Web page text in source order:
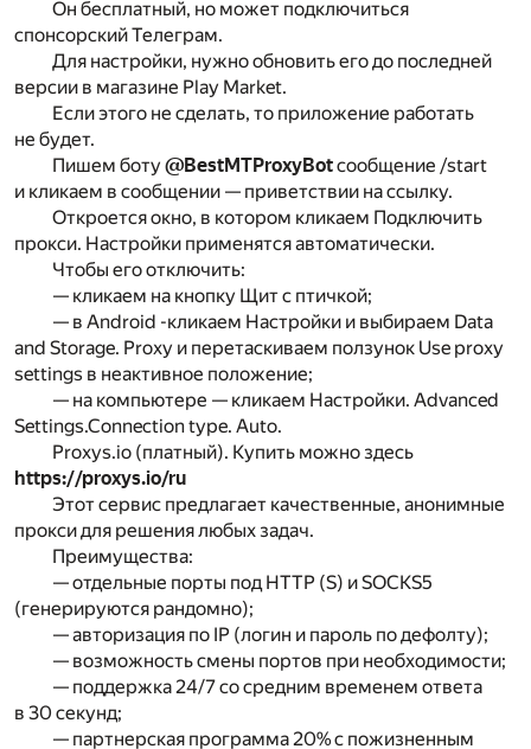
Он бесплатный, но может подключиться
спонсорский Телеграм.
Для настройки, нужно обновить его до последней
версии в магазине Play Market.
Если этого не сделать, то приложение работать
не будет.
Пишем боту @BestMTProxyBotсообщение /start
и кликаем в сообщении — приветствии на ссылку.
Откроется окно, в котором кликаем Подключить
прокси. Настройки применятся автоматически.
Чтобы его отключить:
— кликаем на кнопку Щит с птичкой;
— в Android -кликаем Настройки и выбираем Data
and Storage. Proxy и перетаскиваем ползунок Use proxy
settings в неактивное положение;
— на компьютере — кликаем Настройки. Advanced
Settings.Connection type. Auto.
Proxys.io (платный). Купить можно здесь
https://proxys.io/ru
Этот сервис предлагает качественные, анонимные
прокси для решения любых задач.
Преимущества:
— отдельные порты под HTTP (S) и SOCKS5
(генерируются рандомно);
— авторизация по IP (логин и пароль по дефолту);
— возможность смены портов при необходимости;
— поддержка 24/7 со средним временем ответа
в 30 секунд;
— партнерская программа 20% с пожизненным